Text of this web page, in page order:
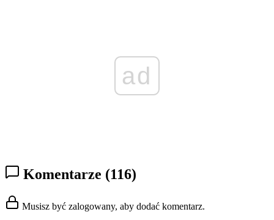
ad
Komentarze (116)
Musisz być zalogowany, aby dodać komentarz.